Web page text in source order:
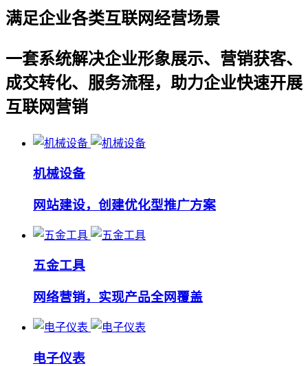
满足企业各类互联网经营场景
一套系统解决企业形象展示、营销获客、
成交转化、服务流程，助力企业快速开展
互联网营销
机械设备
网站建设，创建优化型推广方案
五金工具
网络营销，实现产品全网覆盖
电子仪表